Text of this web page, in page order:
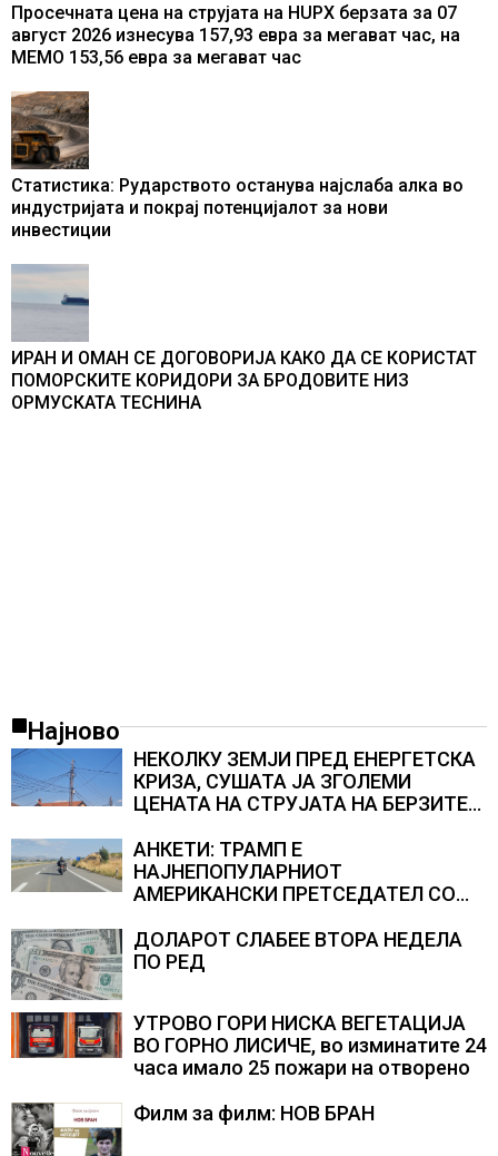
Просечната цена на струјата на HUPX берзата за 07
август 2026 изнесува 157,93 евра за мегават час, на
МЕМО 153,56 евра за мегават час
Статистика: Рударството останува најслаба алка во
индустријата и покрај потенцијалот за нови
инвестиции
ИРАН И ОМАН СЕ ДОГОВОРИЈА КАКО ДА СЕ КОРИСТАТ
ПОМОРСКИТЕ КОРИДОРИ ЗА БРОДОВИТЕ НИЗ
ОРМУСКАТА ТЕСНИНА
Најново
НЕКОЛКУ ЗЕМЈИ ПРЕД ЕНЕРГЕТСКА
КРИЗА, СУШАТА ЈА ЗГОЛЕМИ
ЦЕНАТА НА СТРУЈАТА НА БЕРЗИТЕ
АНКЕТИ: ТРАМП Е
НАЈНЕПОПУЛАРНИОТ
АМЕРИКАНСКИ ПРЕТСЕДАТЕЛ СО
резултатите од последните анкети
ДОЛАРОТ СЛАБЕЕ ВТОРА НЕДЕЛА
ПО РЕД
УТРОВО ГОРИ НИСКА ВЕГЕТАЦИЈА
ВО ГОРНО ЛИСИЧЕ, во изминатите 24
часа имало 25 пожари на отворено
Филм за филм: НОВ БРАН